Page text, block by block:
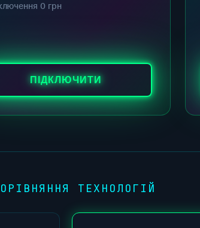
0 грн
ПІДКЛЮЧИТИ
ТЕХНОЛОГІЙ